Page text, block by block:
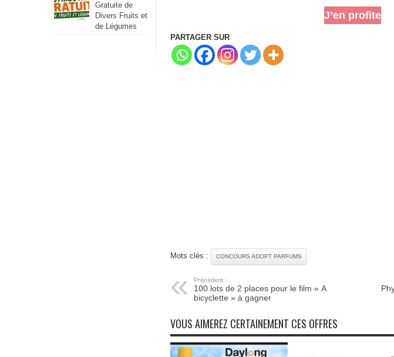
J’en profite
PARTAGER SUR
Mots clés : CONCOURS ADOPT PARFUMS
Précédent :
100 lots de 2 places pour le film « A
bicyclette » à gagner
VOUS AIMEREZ CERTAINEMENT CES OFFRES
Gratuite de
Divers Fruits et
de Légumes